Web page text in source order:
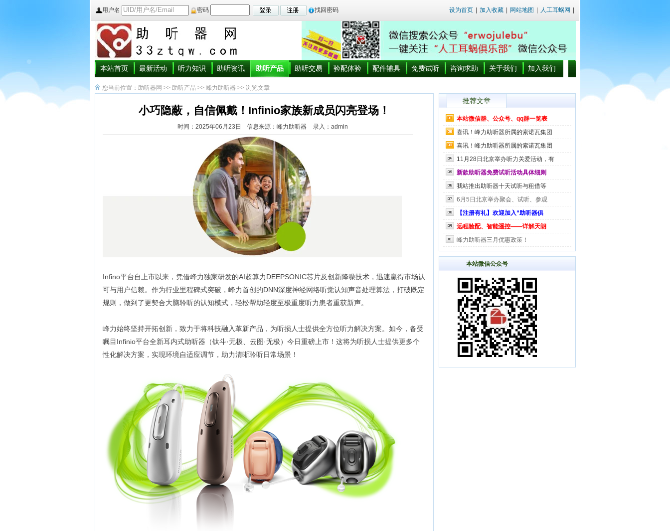
用户名 密码 找回密码 设为首页 加入收藏 网站地图 人工耳蜗网
本站首页 最新活动 听力知识 助听资讯 助听产品 助听交易 验配体验 配件辅具 免费试听 咨询求助 关于我们 加入我们
您当前位置： 助听器网 >> 助听产品 >> 峰力助听器 >> 浏览文章
小巧隐蔽，自信佩戴！Infinio家族新成员闪亮登场！
时间：2025年06月23日 信息来源：峰力助听器 录入：admin
Infino平台自上市以来，凭借峰力独家研发的AI超算力DEEPSONIC芯片及创新降噪技术，迅速赢得市场认
可与用户信赖。作为行业里程碑式突破，峰力首创的DNN深度神经网络听觉认知声音处理算法，打破既定
规则，做到了更契合大脑聆听的认知模式，轻松帮助轻度至极重度听力患者重获新声。
峰力始终坚持开拓创新，致力于将科技融入革新产品，为听损人士提供全方位听力解决方案。如今，备受
瞩目Infinio平台全新耳内式助听器（钛斗·无极、云图·无极）今日重磅上市！这将为听损人士提供更多个
性化解决方案，实现环境自适应调节，助力清晰聆听日常场景！
推荐文章
本站微信群、公众号、qq群一览表
喜讯！峰力助听器所属的索诺瓦集团
喜讯！峰力助听器所属的索诺瓦集团
11月28日北京举办听力关爱活动，有
新款助听器免费试听活动具体细则
我站推出助听器十天试听与租借等
6月5日北京举办聚会、试听、参观
【注册有礼】欢迎加入“助听器俱
远程验配、智能遥控——详解天朗
峰力助听器三月优惠政策！
本站微信公众号